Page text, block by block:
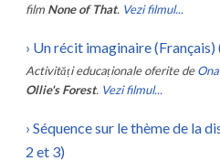
film None of That. Vezi filmul...
› Un récit imaginaire (Français)
Activități educaționale oferite de
Ollie's Forest. Vezi filmul...
› Séquence sur le thème de la
2 et 3)